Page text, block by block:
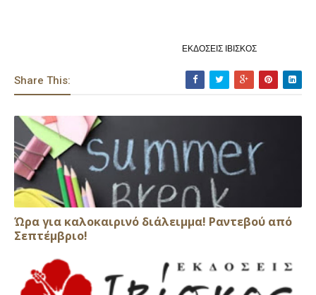
ΕΚΔΟΣΕΙΣ ΙΒΙΣΚΟΣ
Share This:
Ώρα για καλοκαιρινό διάλειμμα! Ραντεβού από
Σεπτέμβριο!